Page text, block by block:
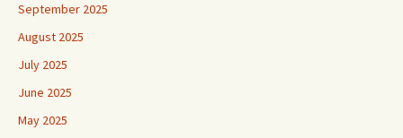
September 2025
August 2025
July 2025
June 2025
May 2025